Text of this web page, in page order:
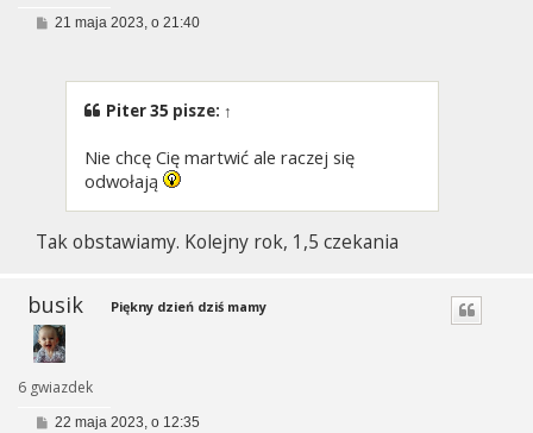
P21 maja 2023, o 21:40
Piter 35 pisze: ↑
Nie chcę Cię martwić ale raczej się
odwołają
Tak obstawiamy. Kolejny rok, 1,5 czekania
busik
6 gwiazdek
Piękny dzień dziś mamy
P22 maja 2023, o 12:35